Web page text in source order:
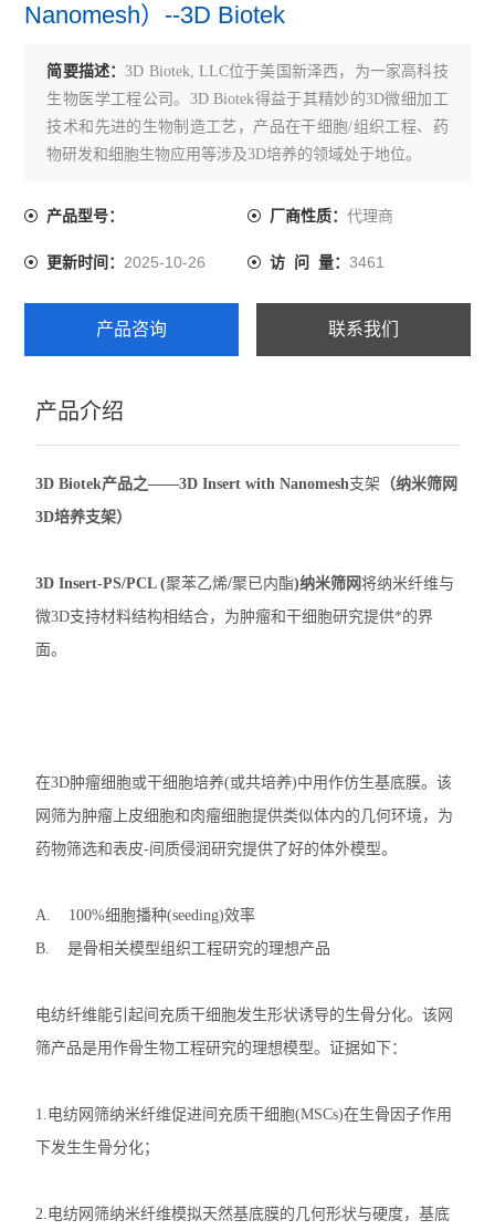
Nanomesh）--3D Biotek
简要描述：3D Biotek, LLC位于美国新泽西，为一家高科技
生物医学工程公司。3D Biotek得益于其精妙的3D微细加工
技术和先进的生物制造工艺，产品在干细胞/组织工程、药
物研发和细胞生物应用等涉及3D培养的领域处于地位。
产品型号： 厂商性质： 代理商
更新时间：2025-10-26 访 问 量： 3461
产品咨询 联系我们
产品介绍
3D Biotek产品之——3D Insert with Nanomesh支架 （纳米筛网
3D培养支架）
3D Insert-PS/PCL (聚苯乙烯/聚已内酯)纳米筛网将纳米纤维与
微3D支持材料结构相结合，为肿瘤和干细胞研究提供*的界
面。
在3D肿瘤细胞或干细胞培养(或共培养)中用作仿生基底膜。该
网筛为肿瘤上皮细胞和肉瘤细胞提供类似体内的几何环境，为
药物筛选和表皮-间质侵润研究提供了好的体外模型。
A. 100%细胞播种(seeding)效率
B.是骨相关模型组织工程研究的理想产品
电纺纤维能引起间充质干细胞发生形状诱导的生骨分化。该网
筛产品是用作骨生物工程研究的理想模型。证据如下：
1.电纺网筛纳米纤维促进间充质干细胞(MSCs)在生骨因子作用
下发生生骨分化；
2.电纺网筛纳米纤维模拟天然基底膜的几何形状与硬度，基底